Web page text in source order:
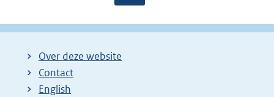
g
g
l
Over deze website
Contact
English